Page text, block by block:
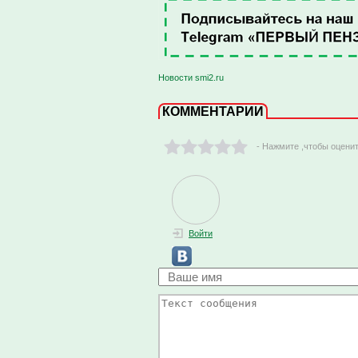
Новости smi2.ru
КОММЕНТАРИИ
- Нажмите ,чтобы
Войти